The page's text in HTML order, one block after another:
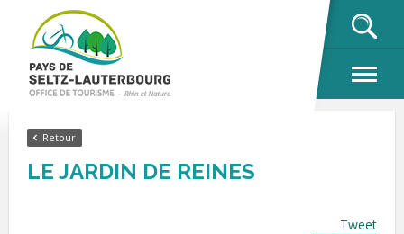
Retour
LE JARDIN DE REINES
Tweet